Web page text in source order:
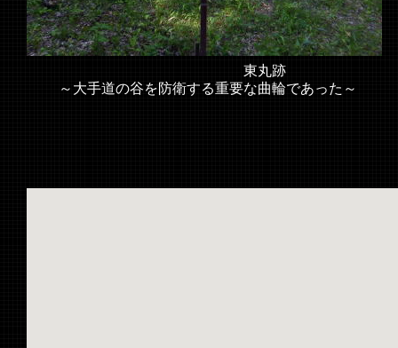
東丸跡
～大手道の谷を防衛する重要な曲輪であった～